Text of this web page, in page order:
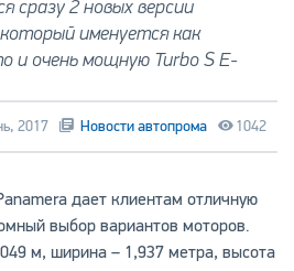
сразу 2 новых версии
именуется как
и очень мощную Turbo S E-
2017 Новости автопрома 1042
дает клиентам отличную
выбор вариантов моторов.
м, ширина – 1,937 метра, высота